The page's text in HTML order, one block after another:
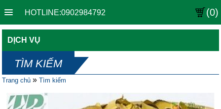
HOTLINE:0902984792 (0)
DỊCH VỤ
TÌM KIẾM
Trang chủ » Tìm kiếm